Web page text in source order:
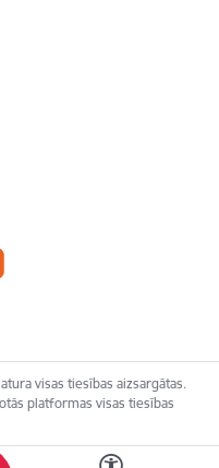
visas tiesības aizsargātas.
platformas visas tiesības